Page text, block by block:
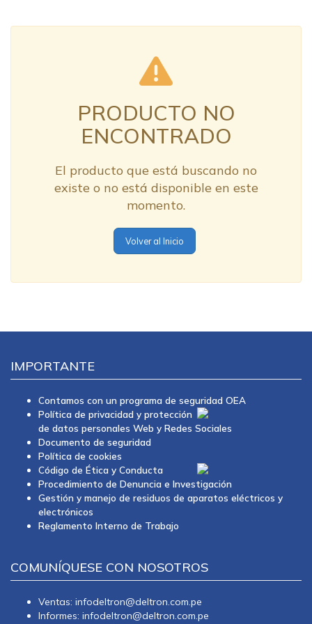
PRODUCTO NO
ENCONTRADO
El producto que está buscando no
existe o no está disponible en este
momento.
Volver al Inicio
IMPORTANTE
Contamos con un programa de seguridad OEA
Política de privacidad y protección
de datos personales Web y Redes Sociales
Documento de seguridad
Política de cookies
Código de Ética y Conducta
Procedimiento de Denuncia e Investigación
Gestión y manejo de residuos de aparatos eléctricos y
electrónicos
Reglamento Interno de Trabajo
COMUNÍQUESE CON NOSOTROS
Ventas: infodeltron@deltron.com.pe
Informes: infodeltron@deltron.com.pe